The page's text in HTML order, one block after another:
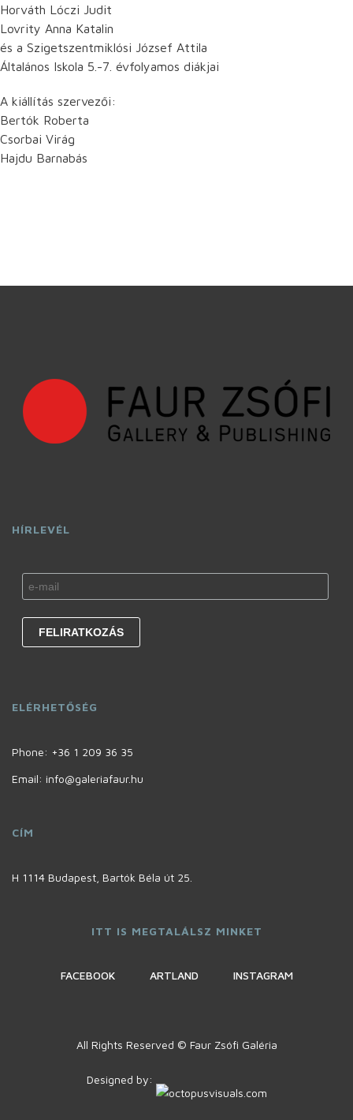
Horváth Lóczi Judit
Lovrity Anna Katalin
és a Szigetszentmiklósi József Attila
Általános Iskola 5.-7. évfolyamos diákjai
A kiállítás szervezői:
Bertók Roberta
Csorbai Virág
Hajdu Barnabás
HÍRLEVÉL
ELÉRHETŐSÉG
Phone: +36 1 209 36 35
Email: info@galeriafaur.hu
CÍM
H 1114 Budapest, Bartók Béla út 25.
ITT IS MEGTALÁLSZ MINKET
FACEBOOK ARTLAND INSTAGRAM
All Rights Reserved © Faur Zsófi Galéria
Designed by: